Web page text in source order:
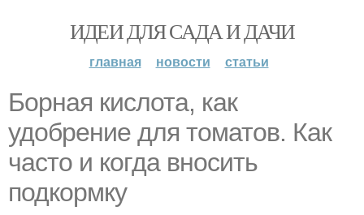
ИДЕИ ДЛЯ САДА И ДАЧИ
главная новости статьи
Борная кислота, как
удобрение для томатов. Как
часто и когда вносить
подкормку